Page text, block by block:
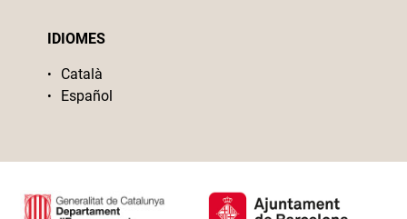
IDIOMES
Català
Español